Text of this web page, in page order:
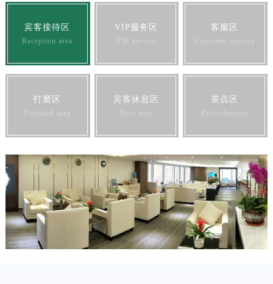
江西省吉安市吉州区井冈山大道劳力士售后服务中心（需提前预约）
江西省景德镇市珠山区珠山中路劳力士售后服务中心（需提前预约）
江西省九江市浔阳区浔阳路劳力士售后服务中心（需提前预约）
江西省南昌市红谷滩新区红谷中大道998号绿地双子塔（中央广场）A1座办公楼14层1407室劳力士售后服务中心（需提前预约）
江西省萍乡市安源区萍安北大道与康庄路交叉口劳力士售后服务中心（需提前预约）
江西省上饶市信州区滨江西路劳力士售后服务中心（需提前预约）
江西省新余市渝水区北湖西路劳力士售后服务中心（需提前预约）
宾客接待区
Reception area
VIP服务区
VIP service
客服区
Customer service
打磨区
Polished area
宾客休息区
Rest area
茶点区
Refreshments